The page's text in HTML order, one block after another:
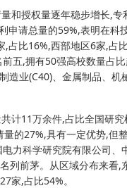
和授权量逐年稳步增长,专
申请总量的59%,表明在科
占比16%,西部地区6家,占
五,拥有50强高校数量占比
造业(C40)、金属制品、机
计11万余件,占比全国研究
的27%,具有一定优势,但
力科学研究院有限公司、
列前茅。从区域分布来看,
家,占比54%。